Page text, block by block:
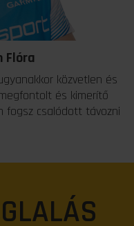
Flóra
közvetlen és
és kimerítő
fogsz csalódott távozni